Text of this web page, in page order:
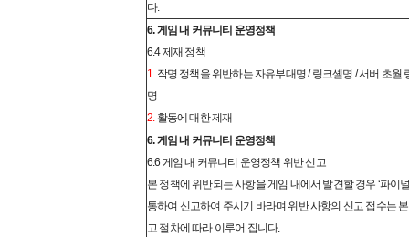
다.
6. 게임 내 커뮤니티 운영정책
6.4 제재 정책
1.작명 정책을 위반하는 자유부대명 / 링크셸명 / 서버 초월
명
2.활동에 대한 제재
6. 게임 내 커뮤니티 운영정책
6.6 게임 내 커뮤니티 운영정책 위반 신고
본 정책에 위반되는 사항을 게임 내에서 발견할 경우 ‘파이
통하여 신고하여 주시기 바라며 위반 사항의 신고 접수는
고 절차에 따라 이루어 집니다.